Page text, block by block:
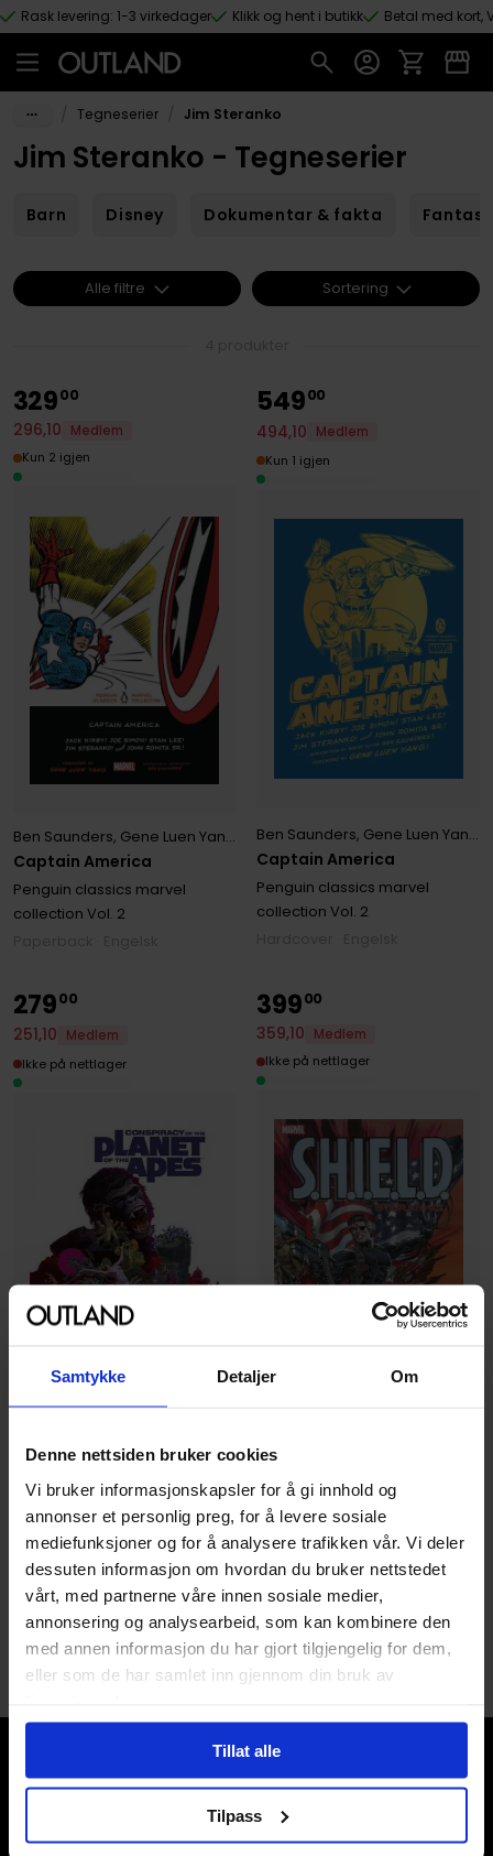
Samtykke Detaljer Om
Denne nettsiden bruker cookies
Vi bruker informasjonskapsler for å gi innhold og
annonser et personlig preg, for å levere sosiale
mediefunksjoner og for å analysere trafikken vår. Vi deler
dessuten informasjon om hvordan du bruker nettstedet
vårt, med partnerne våre innen sosiale medier,
annonsering og analysearbeid, som kan kombinere den
med annen informasjon du har gjort tilgjengelig for dem,
eller som de har samlet inn gjennom din bruk av
Tillat alle
Tilpass
Hopp til hovedinnhold
Rask levering: 1-3 virkedager Klikk og hent i butikk Betal med kort,
Tegneserier Jim Steranko
Jim Steranko - Tegneserier
Barn Disney Dokumentar & fakta Fantasy
Captain America
Ben Saunders, Gene Luen Yang Jack Kirby,Jim Steranko,Joe
Penguin classics marvel
collection Vol. 2
32900
296,10
Medlem
Kun 2 igjen
Captain America
Ben Saunders, Gene Luen Yang
Penguin classics marvel
collection Vol. 2
54900
494,10
Medlem
Kun 1 igjen
Conspiracy of the Planet of
the Apes
Conspiracy of the Planet of the
Apes
Hardcover · Engelsk
27900
251,10
Medlem
Ikke på nettlager
S.h.i.e.l.d. By Jim Steranko:
The Complete Collection
Nick Fury, Agent of S.H.I.E.L.D
Paperback · Engelsk
39900
359,10
Medlem
Ikke på nettlager
1
Alle filtre Sortering